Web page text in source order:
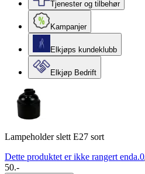
Tjenester og tilbehør
Kampanjer
Elkjøps kundeklubb
Elkjøp Bedrift
Lampeholder slett E27 sort
Dette produktet er ikke rangert enda.0
50.-